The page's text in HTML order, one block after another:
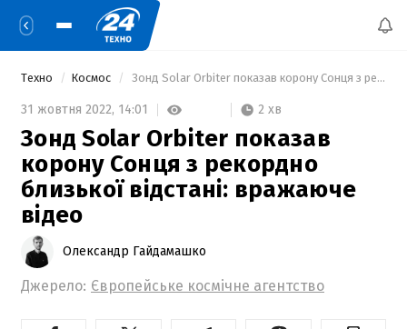
Техно Космос Зонд Solar Orbiter показав корону Сонця з рекордно близької відстані: вражаюче відео
31 жовтня 2022, 14:01 2 хв
Зонд Solar Orbiter показав
корону Сонця з рекордно
близької відстані: вражаюче
відео
Олександр Гайдамашко
Джерело: Європейське космічне агентство